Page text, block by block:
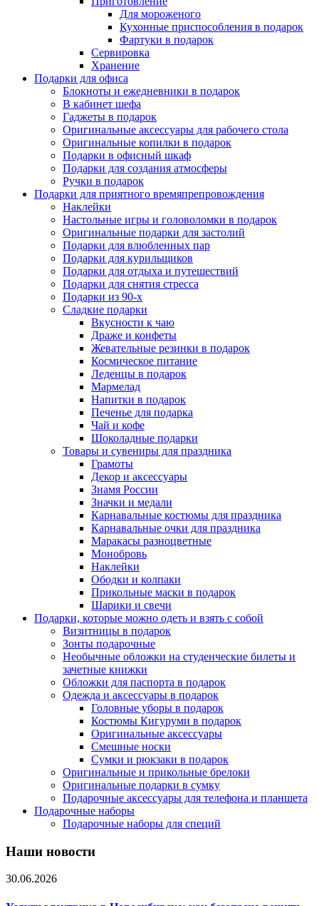
Для мороженого
Кухонные приспособления в подарок
Фартуки в подарок
Сервировка
Хранение
Подарки для офиса
Блокноты и ежедневники в подарок
В кабинет шефа
Гаджеты в подарок
Оригинальные аксессуары для рабочего стола
Оригинальные копилки в подарок
Подарки в офисный шкаф
Подарки для создания атмосферы
Ручки в подарок
Подарки для приятного времяпрепровождения
Наклейки
Настольные игры и головоломки в подарок
Оригинальные подарки для застолий
Подарки для влюбленных пар
Подарки для курильщиков
Подарки для отдыха и путешествий
Подарки для снятия стресса
Подарки из 90-х
Сладкие подарки
Вкусности к чаю
Драже и конфеты
Жевательные резинки в подарок
Космическое питание
Леденцы в подарок
Мармелад
Напитки в подарок
Печенье для подарка
Чай и кофе
Шоколадные подарки
Товары и сувениры для праздника
Грамоты
Декор и аксессуары
Знамя России
Значки и медали
Карнавальные костюмы для праздника
Карнавальные очки для праздника
Маракасы разноцветные
Монобровь
Наклейки
Ободки и колпаки
Прикольные маски в подарок
Шарики и свечи
Подарки, которые можно одеть и взять с собой
Визитницы в подарок
Зонты подарочные
Необычные обложки на студенческие билеты и
зачетные книжки
Обложки для паспорта в подарок
Одежда и аксессуары в подарок
Головные уборы в подарок
Костюмы Кигуруми в подарок
Оригинальные аксессуары
Смешные носки
Сумки и рюкзаки в подарок
Оригинальные и прикольные брелоки
Оригинальные подарки в сумку
Подарочные аксессуары для телефона и планшета
Подарочные наборы
Подарочные наборы для специй
Наши новости
30.06.2026